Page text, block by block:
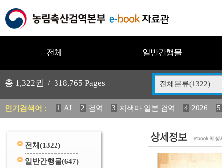
전체 일반간행물
총 1,322권 / 318,765 Pages 전체분류(1322)
인기검색어 : 1 AI 2 검역 3 지색마 일본 검역 4 2026
5
11 2025 12 중독성 식물 도감 13 (2013년도)
전체 (1322)
일반간행물(647)